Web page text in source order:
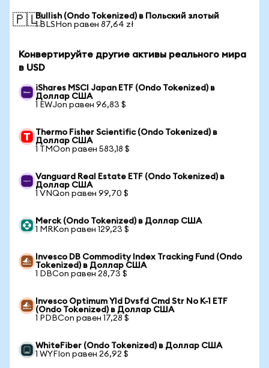
🇵🇱Bullish (Ondo Tokenized) в Польский злотый
1 BLSHon равен 87,64 zł
Конвертируйте другие активы реального мира
в USD
iShares MSCI Japan ETF (Ondo Tokenized) в
Доллар США
1 EWJon равен 96,83 $
Thermo Fisher Scientific (Ondo Tokenized) в
Доллар США
1 TMOon равен 583,18 $
Vanguard Real Estate ETF (Ondo Tokenized) в
Доллар США
1 VNQon равен 99,70 $
Merck (Ondo Tokenized) в Доллар США
1 MRKon равен 129,23 $
Invesco DB Commodity Index Tracking Fund (Ondo
Tokenized) в Доллар США
1 DBCon равен 28,73 $
Invesco Optimum Yld Dvsfd Cmd Str No K-1 ETF
(Ondo Tokenized) в Доллар США
1 PDBCon равен 17,28 $
WhiteFiber (Ondo Tokenized) в Доллар США
1 WYFIon равен 26,92 $